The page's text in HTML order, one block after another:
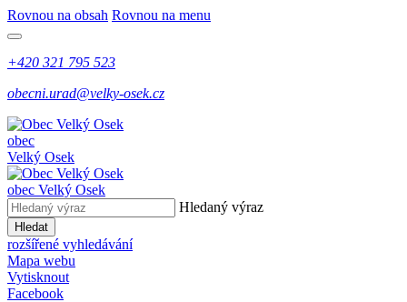
Rovnou na obsah Rovnou na menu
+420 321 795 523
obecni.urad@velky-osek.cz
obec
Velký Osek
obec Velký Osek
Hledaný výraz
Hledat
rozšířené vyhledávání
Mapa webu
Vytisknout
Facebook